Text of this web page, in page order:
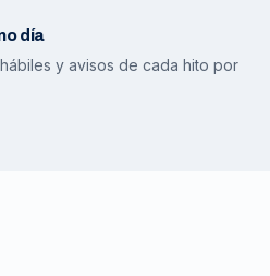
día
y avisos de cada hito por